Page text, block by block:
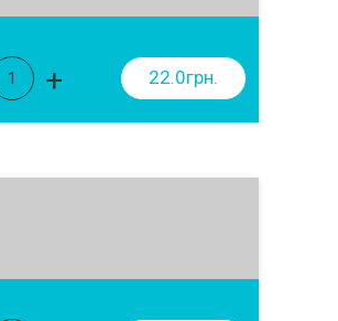
22.0грн.
+